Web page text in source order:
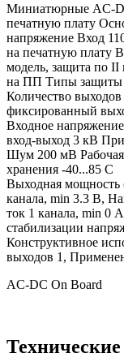
Миниатюрные AC-
печатную плату
напряжение Вход
на печатную плату
модель, защита по II
на ПП Типы защиты
Количество
фиксированный
Входное
вход-выход 3 кВ
Шум 200 мВ Рабочая
хранения -40...85 C
Выходная
канала, min 3.3 В,
ток 1 канала, min 0
стабилизации
Конструктивное
выходов 1,
AC-DC On Board